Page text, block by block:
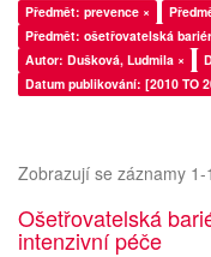
Předmět: prevence ×
Předmět: ošetřovatelská
Autor: Dušková, Ludmila ×
Datum publikování: [2010 TO
Zobrazují se záznamy 1-
Ošetřovatelská
intenzivní péče